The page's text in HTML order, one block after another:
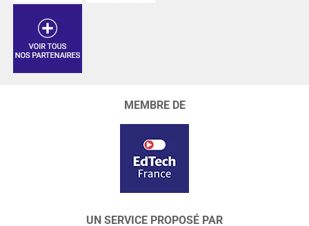
MEMBRE DE
UN SERVICE PROPOSÉ PAR